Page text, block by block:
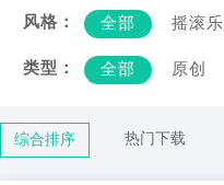
风格： 全部 摇滚乐
类型： 全部 原创
综合排序 热门下载